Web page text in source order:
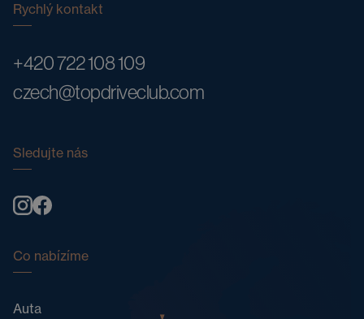
Rychlý kontakt
+420 722 108 109
czech@topdriveclub.com
Sledujte nás
Co nabízíme
Auta